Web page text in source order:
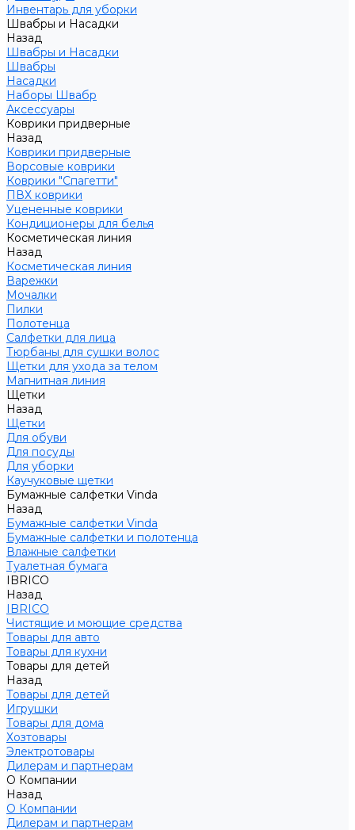
Инвентарь для уборки
Швабры и Насадки
Назад
Швабры и Насадки
Швабры
Насадки
Наборы Швабр
Аксессуары
Коврики придверные
Назад
Коврики придверные
Ворсовые коврики
Коврики "Спагетти"
ПВХ коврики
Уцененные коврики
Кондиционеры для белья
Косметическая линия
Назад
Косметическая линия
Варежки
Мочалки
Пилки
Полотенца
Салфетки для лица
Тюрбаны для сушки волос
Щетки для ухода за телом
Магнитная линия
Щетки
Назад
Щетки
Для обуви
Для посуды
Для уборки
Каучуковые щетки
Бумажные салфетки Vinda
Назад
Бумажные салфетки Vinda
Бумажные салфетки и полотенца
Влажные салфетки
Туалетная бумага
IBRICO
Назад
IBRICO
Чистящие и моющие средства
Товары для авто
Товары для кухни
Товары для детей
Назад
Товары для детей
Игрушки
Товары для дома
Хозтовары
Электротовары
Дилерам и партнерам
О Компании
Назад
О Компании
Дилерам и партнерам